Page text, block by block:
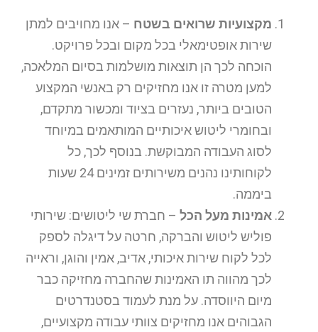
מקצועיות שרואים בשטח – אנו מחויבים למתן
שירות אופטימאלי בכל מקום ובכל פרויקט.
הוכחה לכך הן תוצאות מושלמות בסיום המלאכה,
למען מטרה זו אנו מחזיקים רק באנשי המקצוע
הטובים ביותר, נעזרים בציוד ומכשור מתקדם,
ובחומרי ליטוש איכותיים המותאמים במיוחד
לסוג העבודה המבוקשת. בנוסף לכך, כל
לקוחותינו נהנים משירותים זמינים 24 שעות
ביממה.
אמינות מעל הכל – חברת שי ליטושים: שירותי
פוליש ליטוש והברקה, חרטה על דיגלה לספק
לכל לקוח שירות איכותי, אדיב, אמין והוגן, וראייה
לכך מהווה תו האמינות שהחברה מחזיקה כבר
מיום היווסדה. על מנת לעמוד בסטנדרטים
הגבוהים אנו מחזיקים צוותי עבודה מקצועיים,